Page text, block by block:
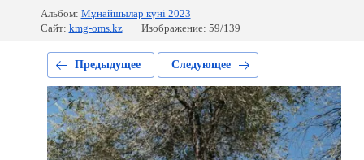
Альбом: Мұнайшылар күні 2023
Сайт: kmg-oms.kz Изображение: 59/139
Предыдущее Следующее